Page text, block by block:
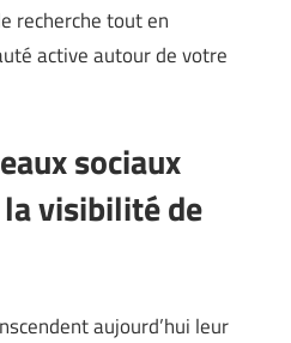
recherche tout en
active autour de votre
sociaux
visibilité de
aujourd’hui leur